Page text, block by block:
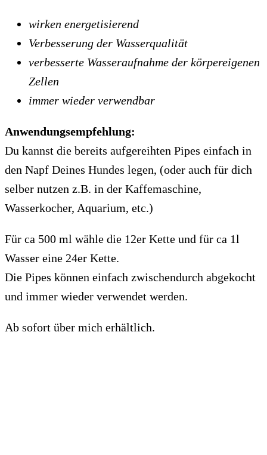
wirken energetisierend
Verbesserung der Wasserqualität
verbesserte Wasseraufnahme der körpereigenen
Zellen
immer wieder verwendbar
Anwendungsempfehlung:
Du kannst die bereits aufgereihten Pipes einfach in
den Napf Deines Hundes legen, (oder auch für dich
selber nutzen z.B. in der Kaffemaschine,
Wasserkocher, Aquarium, etc.)
Für ca 500 ml wähle die 12er Kette und für ca 1l
Wasser eine 24er Kette.
Die Pipes können einfach zwischendurch abgekocht
und immer wieder verwendet werden.
Ab sofort über mich erhältlich.